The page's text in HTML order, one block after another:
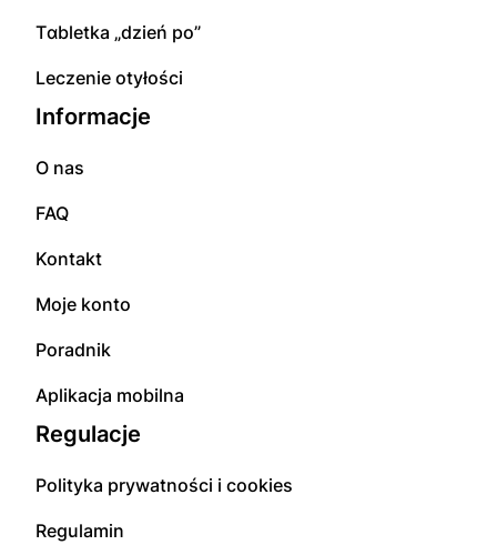
Tɑbletka „dzień po”
Leczenie otyłości
Informacje
O nas
FAQ
Kontakt
Moje konto
Poradnik
Aplikacja mobilna
Regulacje
Polityka prywatności i cookies
Regulamin